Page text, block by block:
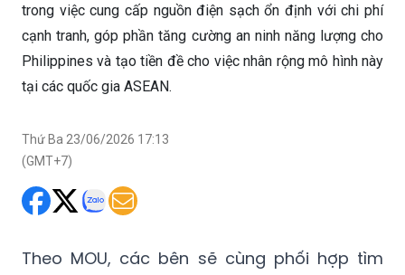
trong việc cung cấp nguồn điện sạch ổn định với chi phí
cạnh tranh, góp phần tăng cường an ninh năng lượng cho
Philippines và tạo tiền đề cho việc nhân rộng mô hình này
tại các quốc gia ASEAN.
Thứ Ba 23/06/2026 17:13
(GMT+7)
Theo MOU, các bên sẽ cùng phối hợp tìm